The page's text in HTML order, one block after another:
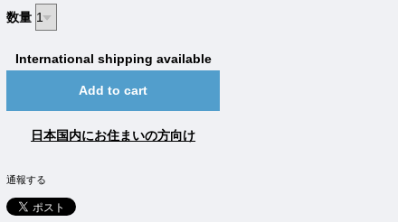
数量
International shipping available
Add to cart
日本国内にお住まいの方向け
通報する